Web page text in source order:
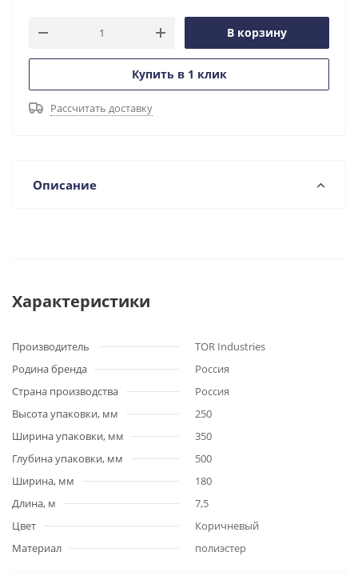
В корзину
Купить в 1 клик
Рассчитать доставку
Описание
Характеристики
Производитель
TOR Industries
Родина бренда
Россия
Страна производства
Россия
Высота упаковки, мм
250
Ширина упаковки, мм
350
Глубина упаковки, мм
500
Ширина, мм
180
Длина, м
7,5
Цвет
Коричневый
Материал
полиэстер